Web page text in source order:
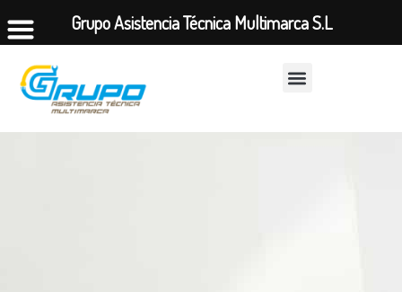
Grupo Asistencia Técnica Multimarca S.L